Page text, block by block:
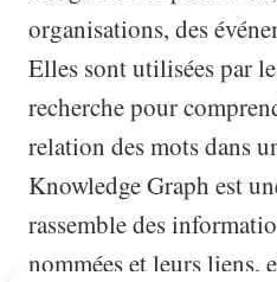
organisations, des
Elles sont utilisées par
recherche pour
relation des mots dans
Knowledge Graph est
rassemble des
nommées et leurs liens,